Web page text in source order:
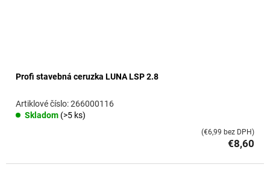
Profi stavebná ceruzka LUNA LSP 2.8
Skladom (>5 ks)
266000116
€8,60
(€6,99 bez DPH)